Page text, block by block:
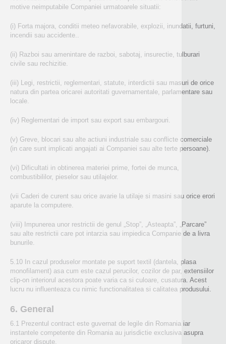
motive neimputabile Companiei urmatoarele situatii:
(i) Forta majora, conditii meteo nefavorabile, explozii, inundatii, furtuni,
incendii sau accidente..
(ii) Razboi sau amenintare de razboi, sabotaj, insurectie, tulburari
civile sau rechizitie.
(iii) Legi, restrictii, reglementari, statute, interdictii sau masuri de orice
natura din partea oricarei autoritati guvernamentale, parlamentare sau
locale.
(iv) Reglementari de import sau export sau embargouri.
(v) Greve, blocari sau alte actiuni industriale sau conflicte comerciale
(in care sunt implicati angajati ai Companiei sau alte terte persoane).
(vi) Dificultati in obtinerea materiei prime, fortei de munca,
combustibililor, pieselor sau utilajelor.
(vii Caderi de curent sau orice avarie la utilaje si masini sau orice erori
aparute la computere.
(viii) Impunerea unor restrictii de genul „Stop”, „Asteapta”, „Parcare”
sau alte restrictii care pot intarzia sau impiedica Companie de a livra
bunurile.
5.10 In cazul produselor montate pe suport textil (dantela, plasa
monofilament) asa cum este cazul perucilor, cozilor de par, extensiilor
clip-on interiorul acestora poate varia ca si culoare, cusatura. Acest
lucru nu influenteaza cu nimic functionalitatea si calitatea produsului.
6. General
6.1 Prezentul contract este guvernat de legile din Romania iar
instantele competente din Romania au jurisdictie exclusiva asupra
oricaror dispute.